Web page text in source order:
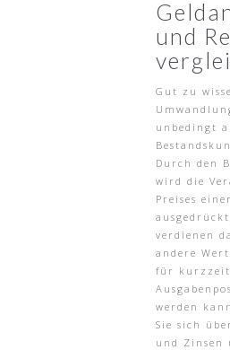
und
Gut zu
unbedingt
Durch den
wird die
Preises
verdienen
andere
für
werden
Sie sich
und Zinsen